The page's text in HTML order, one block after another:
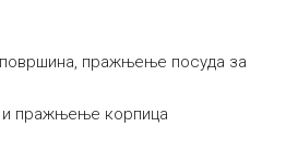
пражњење посуда за
пражњење корпица